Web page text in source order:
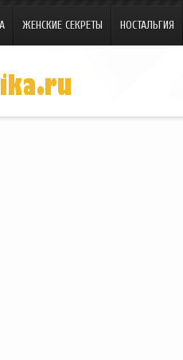
ЖЕНСКИЕ СЕКРЕТЫ НОСТАЛЬГИЯ